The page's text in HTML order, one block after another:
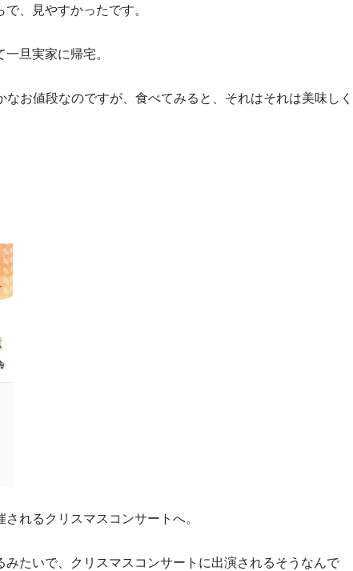
、見やすかったです。
旦実家に帰宅。
お値段なのですが、食べてみると、それはそれは美味しく
れるクリスマスコンサートへ。
たいで、クリスマスコンサートに出演されるそうなんで